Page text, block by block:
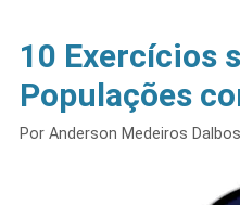
10 Exercícios
Populações
Por Anderson Medeiros